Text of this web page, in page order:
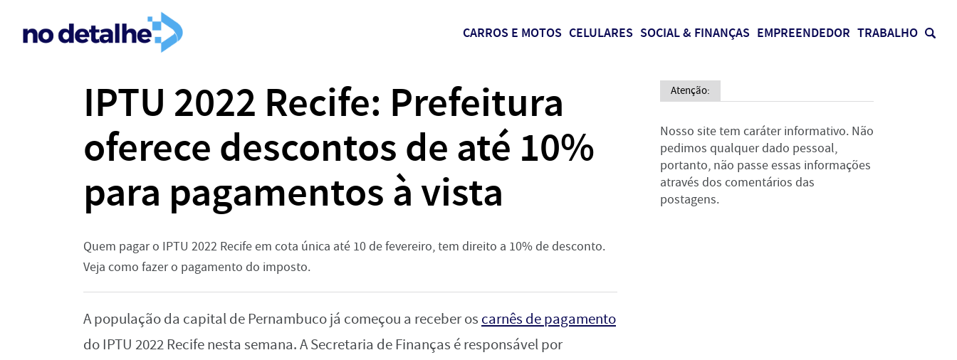
CARROS E MOTOS CELULARES SOCIAL & FINANÇAS EMPREENDEDOR TRABALHO
IPTU 2022 Recife: Prefeitura
oferece descontos de até 10%
para pagamentos à vista
Quem pagar o IPTU 2022 Recife em cota única até 10 de fevereiro, tem direito a 10% de desconto.
Veja como fazer o pagamento do imposto.
A população da capital de Pernambuco já começou a receber os carnês de pagamento
do IPTU 2022 Recife nesta semana. A Secretaria de Finanças é responsável por
Atenção:
Nosso site tem caráter informativo. Não
pedimos qualquer dado pessoal,
portanto, não passe essas informações
através dos comentários das
postagens.